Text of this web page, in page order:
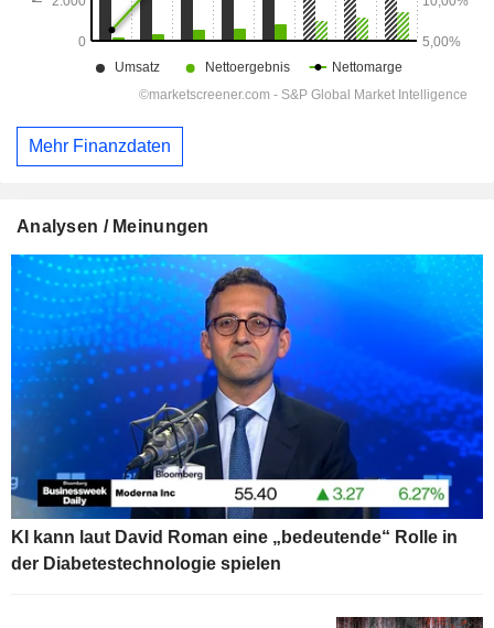
Mehr Finanzdaten
Analysen / Meinungen
KI kann laut David Roman eine „bedeutende“ Rolle in
der Diabetestechnologie spielen